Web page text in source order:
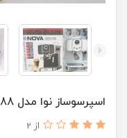
اسپرسوساز نوا مدل NCM188 اصلی
از 2